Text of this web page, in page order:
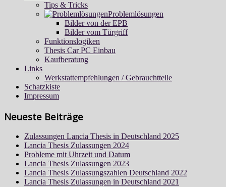
Tips & Tricks
Problemlösungen
Bilder von der EPB
Bilder vom Türgriff
Funktionslogiken
Thesis Car PC Einbau
Kaufberatung
Links
Werkstattempfehlungen / Gebrauchtteile
Schatzkiste
Impressum
Neueste Beiträge
Zulassungen Lancia Thesis in Deutschland 2025
Lancia Thesis Zulassungen 2024
Probleme mit Uhrzeit und Datum
Lancia Thesis Zulassungen 2023
Lancia Thesis Zulassungszahlen Deutschland 2022
Lancia Thesis Zulassungen in Deutschland 2021